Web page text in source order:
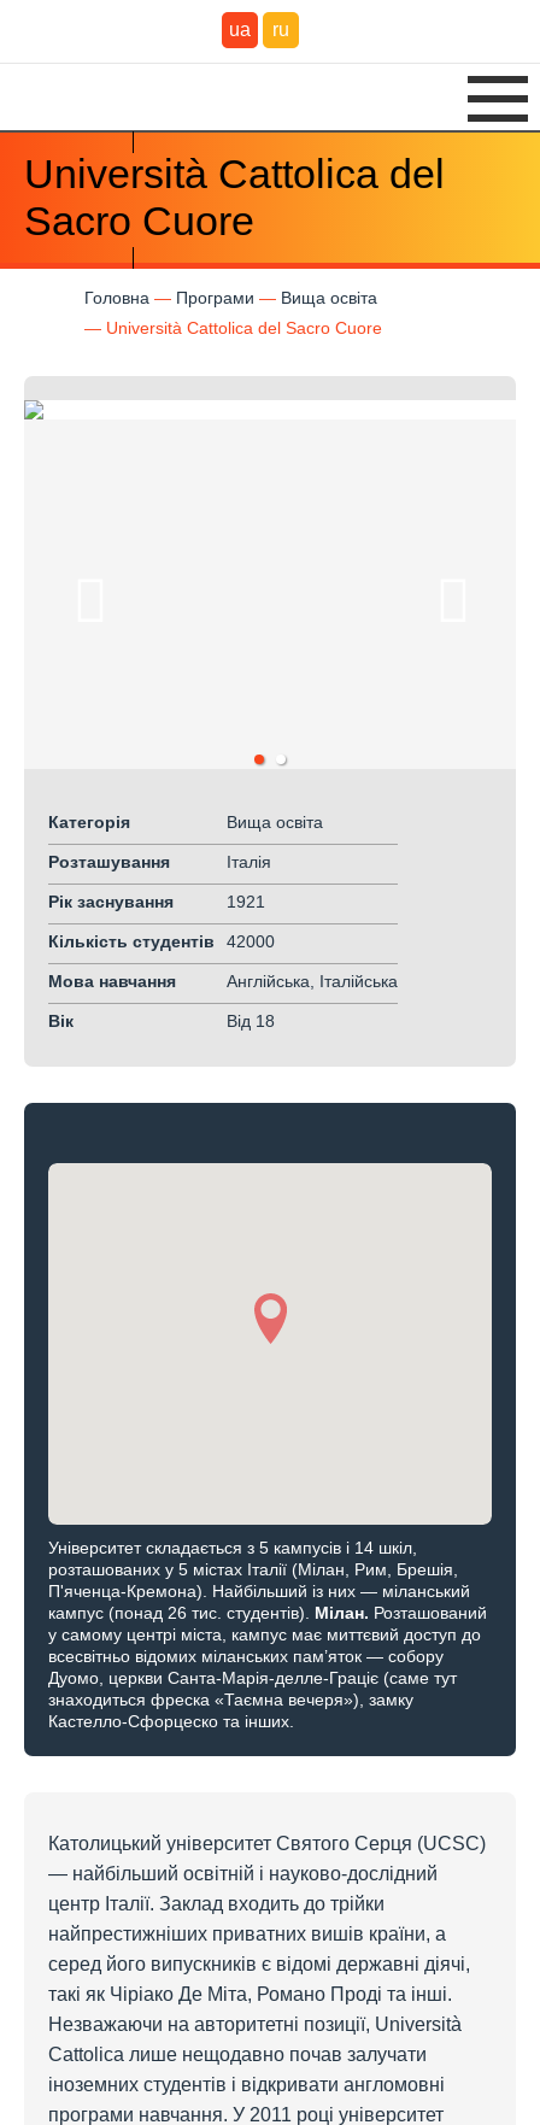
ua ru
Università Cattolica del
Sacro Cuore
Головна Програми
Вища освіта
Università Cattolica del Sacro Cuore
Категорія Вища освіта
Розташування Італія
Рік заснування 1921
Кількість студентів 42000
Мова навчання Англійська, Італійська
Вік Від 18
Університет складається з 5 кампусів і 14 шкіл,
розташованих у 5 містах Італії (Мілан, Рим, Брешія,
П'яченца-Кремона). Найбільший із них — міланський
кампус (понад 26 тис. студентів). Мілан. Розташований
у самому центрі міста, кампус має миттєвий доступ до
всесвітньо відомих міланських пам’яток — собору
Дуомо, церкви Санта-Марія-делле-Граціє (саме тут
знаходиться фреска «Таємна вечеря»), замку
Кастелло-Сфорцеско та інших.
Католицький університет Святого Серця (UCSC)
— найбільший освітній і науково-дослідний
центр Італії. Заклад входить до трійки
найпрестижніших приватних вишів країни, а
серед його випускників є відомі державні діячі,
такі як Чіріако Де Міта, Романо Проді та інші.
Незважаючи на авторитетні позиції, Università
Cattolica лише нещодавно почав залучати
іноземних студентів і відкривати англомовні
програми навчання. У 2011 році університет